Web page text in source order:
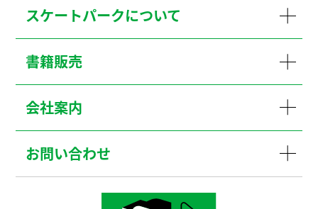
スケートパークについて
書籍販売
会社案内
お問い合わせ